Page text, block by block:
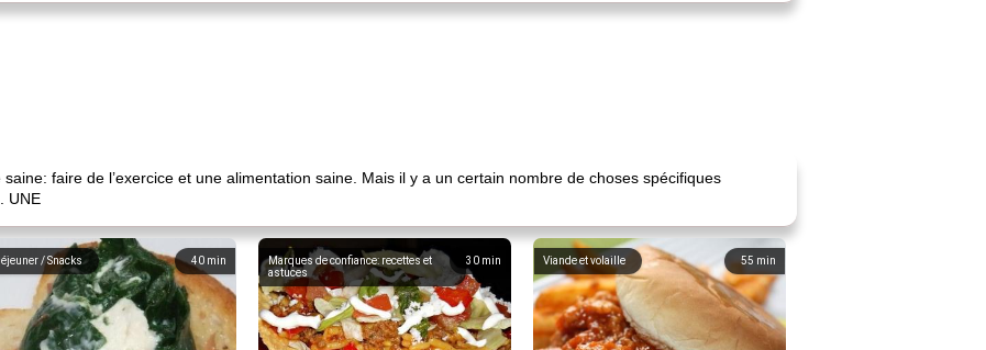
faire de l’exercice et une alimentation saine. Mais il y a un certain nombre de choses spécifiques
UNE
40 min
/ Snacks 30 min
Marques de confiance: recettes et
astuces
55 min
Viande et volaille